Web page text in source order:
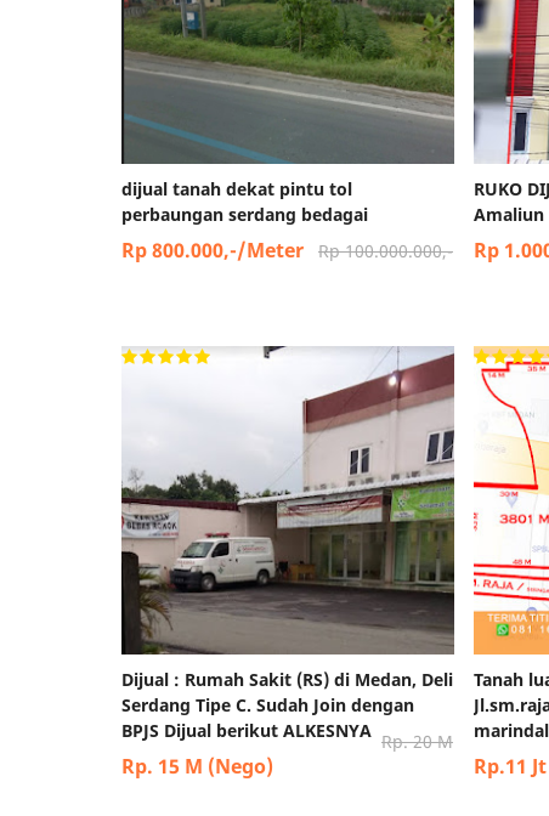
dijual tanah dekat pintu tol
perbaungan serdang bedagai
Rp 100.000.000,-
Rp 800.000,-/Meter
RUKO
Amaliun
Rp
Dijual : Rumah Sakit (RS) di Medan, Deli
Serdang Tipe C. Sudah Join dengan
BPJS Dijual berikut ALKESNYA Rp. 20 M
Rp. 15 M (Nego)
Tanah
Rp.11